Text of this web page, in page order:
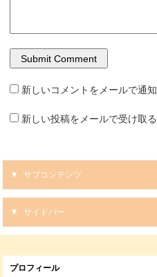
新しいコメントをメールで通知
新しい投稿をメールで受け取る
サブコンテンツ
サイドバー
プロフィール